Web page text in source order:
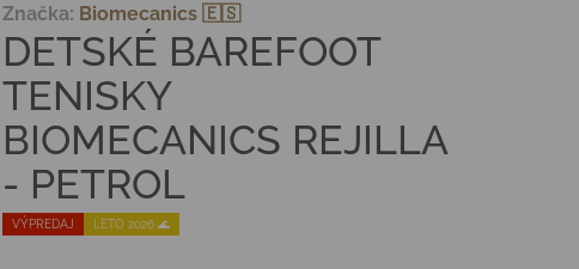
VÝPREDAJ LETO 2026 🌊
DETSKÉ BAREFOOT
TENISKY
BIOMECANICS REJILLA
- PETROL
Značka: Biomecanics 🇪🇸